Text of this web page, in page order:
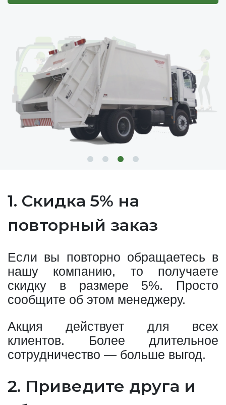
1. Скидка 5% на
повторный заказ
Если вы повторно обращаетесь в
нашу компанию, то получаете
скидку в размере 5%. Просто
сообщите об этом менеджеру.
Акция действует для всех
клиентов. Более длительное
сотрудничество — больше выгод.
2. Приведите друга и